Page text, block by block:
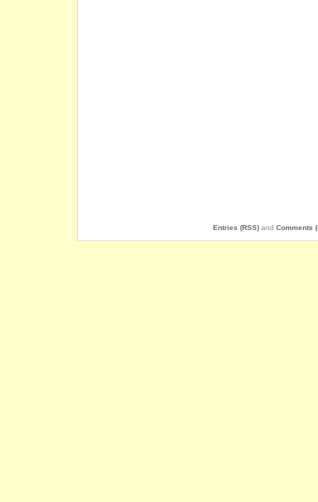
Entries (RSS) and Comments